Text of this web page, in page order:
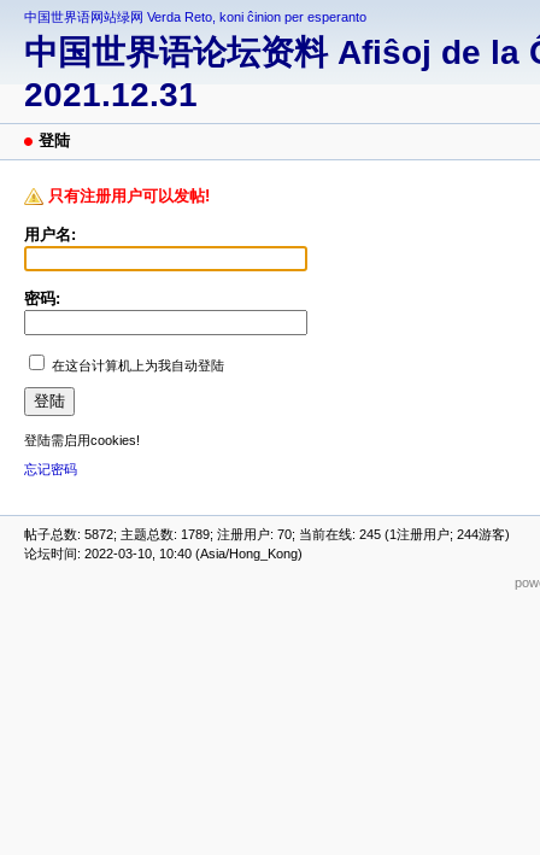
中国世界语网站绿网 Verda Reto, koni ĉinion per esperanto
中国世界语论坛资料 Afiŝoj de
2021.12.31
登陆
只有注册用户可以发帖!
用户名:
密码:
在这台计算机上为我自动登陆
登陆需启用cookies!
忘记密码
帖子总数: 5872; 主题总数: 1789; 注册用户: 70; 当前在线: 245 (1注册用户; 244游客)
论坛时间: 2022-03-10, 10:40 (Asia/Hong_Kong)